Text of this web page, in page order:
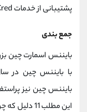
پشتیبانی از خدمات Cred در اکوسیستم بایننس همکاری کنند.
جمع بندی
بایننس اسمارت چین
بایننس چین نیز
این مطلب11 دلیل که چرا پروژه ها به سمت